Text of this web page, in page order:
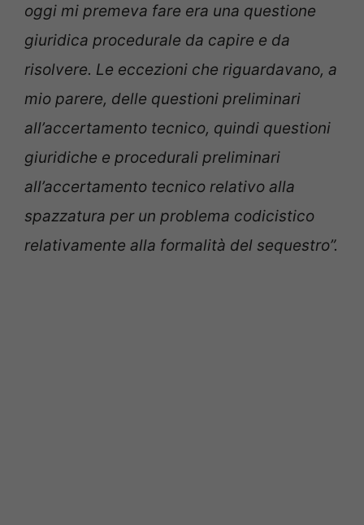
oggi mi premeva fare era una questione
giuridica procedurale da capire e da
risolvere. Le eccezioni che riguardavano, a
mio parere, delle questioni preliminari
all’accertamento tecnico, quindi questioni
giuridiche e procedurali preliminari
all’accertamento tecnico relativo alla
spazzatura per un problema codicistico
relativamente alla formalità del sequestro”.